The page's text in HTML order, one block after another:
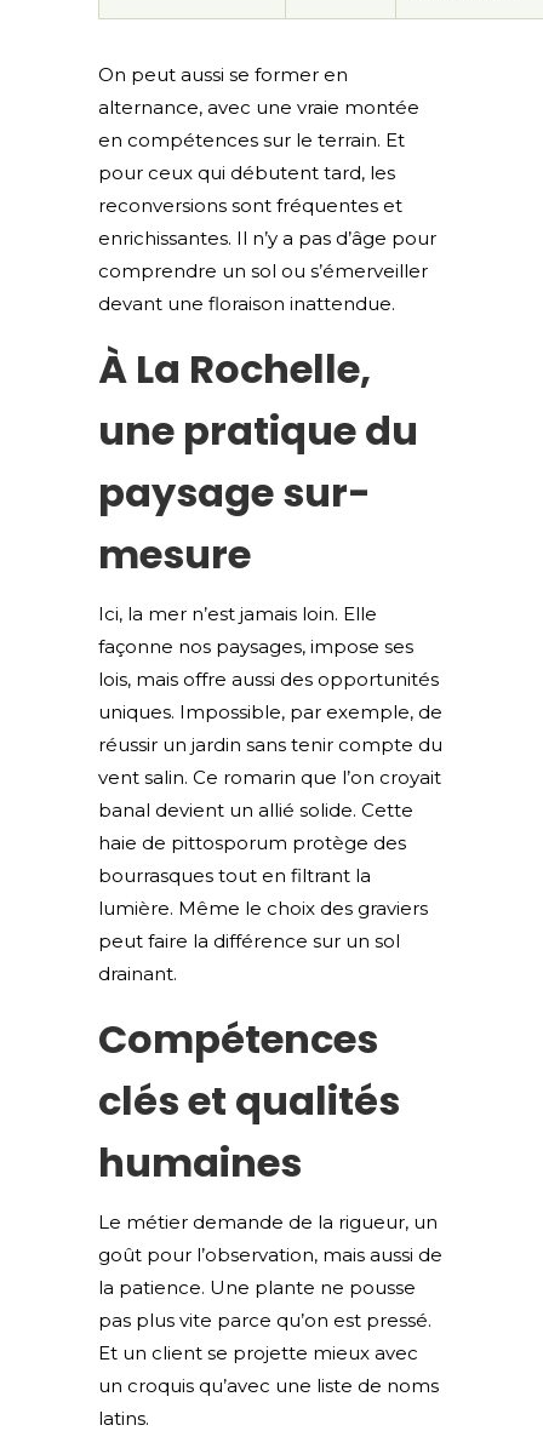
On peut aussi se former en
alternance, avec une vraie montée
en compétences sur le terrain. Et
pour ceux qui débutent tard, les
reconversions sont fréquentes et
enrichissantes. Il n’y a pas d’âge pour
comprendre un sol ou s’émerveiller
devant une floraison inattendue.
À La Rochelle,
une pratique du
paysage sur-
mesure
Ici, la mer n’est jamais loin. Elle
façonne nos paysages, impose ses
lois, mais offre aussi des opportunités
uniques. Impossible, par exemple, de
réussir un jardin sans tenir compte du
vent salin. Ce romarin que l’on croyait
banal devient un allié solide. Cette
haie de pittosporum protège des
bourrasques tout en filtrant la
lumière. Même le choix des graviers
peut faire la différence sur un sol
drainant.
Compétences
clés et qualités
humaines
Le métier demande de la rigueur, un
goût pour l’observation, mais aussi de
la patience. Une plante ne pousse
pas plus vite parce qu’on est pressé.
Et un client se projette mieux avec
un croquis qu’avec une liste de noms
latins.